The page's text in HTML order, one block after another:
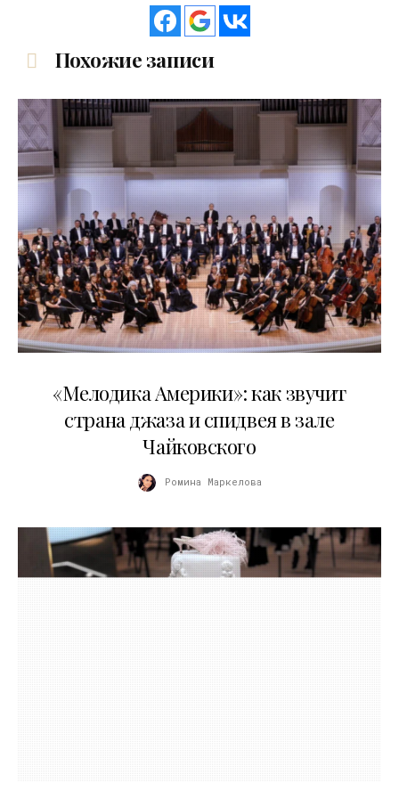
Похожие записи
«Мелодика Америки»: как звучит
страна джаза и спидвея в зале
Чайковского
Ромина Маркелова